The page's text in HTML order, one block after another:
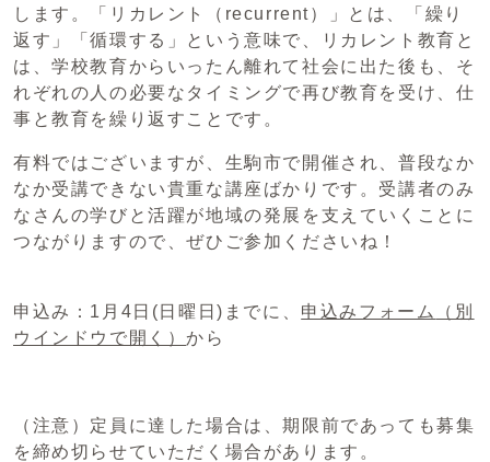
します。「リカレント（recurrent）」とは、「繰り
返す」「循環する」という意味で、リカレント教育と
は、学校教育からいったん離れて社会に出た後も、そ
れぞれの人の必要なタイミングで再び教育を受け、仕
事と教育を繰り返すことです。
有料ではございますが、生駒市で開催され、普段なか
なか受講できない貴重な講座ばかりです。受講者のみ
なさんの学びと活躍が地域の発展を支えていくことに
つながりますので、ぜひご参加くださいね！
申込み：1月4日(日曜日)までに、 申込みフォーム
（別
ウインドウで開く）から
（注意）定員に達した場合は、期限前であっても募集
を締め切らせていただく場合があります。